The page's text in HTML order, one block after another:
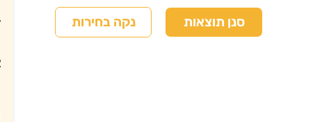
סנן תוצאות נקה בחירות